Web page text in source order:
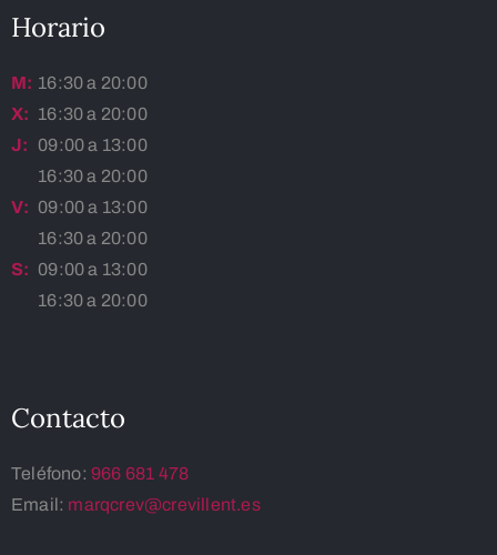
Horario
M: 16:30 a 20:00
X: 16:30 a 20:00
J:
09:00 a 13:00
16:30 a 20:00
V: 09:00 a 13:00
16:30 a 20:00
S: 09:00 a 13:00
16:30 a 20:00
Contacto
Teléfono: 966 681 478
Email: marqcrev@crevillent.es